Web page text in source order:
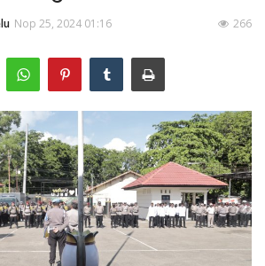
Nop 25, 2024 01:16 266